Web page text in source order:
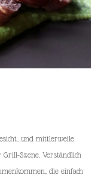
mittlerweile
Szene. Verständlich
die einfach